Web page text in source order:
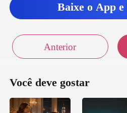
Baixe o App e
Anterior
Você deve gostar